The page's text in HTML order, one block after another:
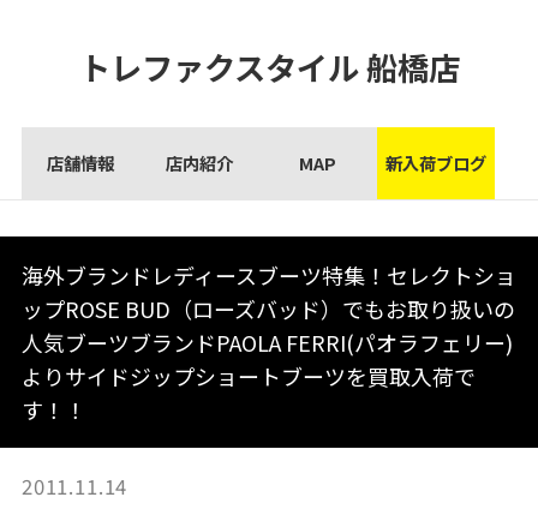
トレファクスタイル船橋店
店舗情報 店内紹介 MAP 新入荷ブログ
海外ブランドレディースブーツ特集！セレクトショ
ップROSE BUD（ローズバッド）でもお取り扱いの
人気ブーツブランドPAOLA FERRI(パオラフェリー)
よりサイドジップショートブーツを買取入荷で
す！！
2011.11.14